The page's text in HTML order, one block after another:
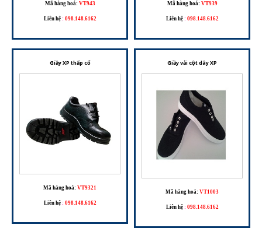
Mã hàng hoá: VT943
Liên hệ : 098.148.6162
Mã hàng hoá: VT939
Liên hệ : 098.148.6162
Giầy XP thấp cổ
Mã hàng hoá: VT9321
Liên hệ : 098.148.6162
Giầy vải cột dây XP
Mã hàng hoá: VT1003
Liên hệ : 098.148.6162